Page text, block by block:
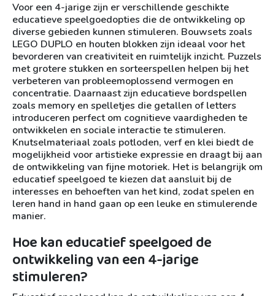
Voor een 4-jarige zijn er verschillende geschikte
educatieve speelgoedopties die de ontwikkeling op
diverse gebieden kunnen stimuleren. Bouwsets zoals
LEGO DUPLO en houten blokken zijn ideaal voor het
bevorderen van creativiteit en ruimtelijk inzicht. Puzzels
met grotere stukken en sorteerspellen helpen bij het
verbeteren van probleemoplossend vermogen en
concentratie. Daarnaast zijn educatieve bordspellen
zoals memory en spelletjes die getallen of letters
introduceren perfect om cognitieve vaardigheden te
ontwikkelen en sociale interactie te stimuleren.
Knutselmateriaal zoals potloden, verf en klei biedt de
mogelijkheid voor artistieke expressie en draagt bij aan
de ontwikkeling van fijne motoriek. Het is belangrijk om
educatief speelgoed te kiezen dat aansluit bij de
interesses en behoeften van het kind, zodat spelen en
leren hand in hand gaan op een leuke en stimulerende
manier.
Hoe kan educatief speelgoed de
ontwikkeling van een 4-jarige
stimuleren?